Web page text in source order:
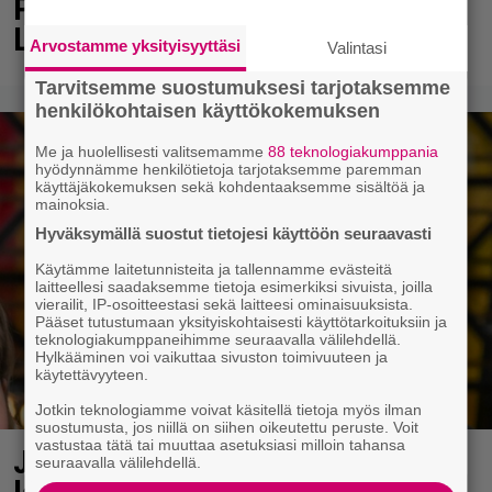
Poliisi teki surullisen löydön
Lohjalla
Jani Sievinen kokosi
Arvostamme yksityisyyttäsi Valintasi
Tarvitsemme suostumuksesi tarjotaksemme
henkilökohtaisen käyttökokemuksen
Me ja huolellisesti valitsemamme88 teknologiakumppania
hyödynnämme henkilötietoja tarjotaksemme paremman
käyttäjäkokemuksen sekä kohdentaaksemme sisältöä ja
mainoksia.
Hyväksymällä suostut tietojesi käyttöön seuraavasti
Käytämme laitetunnisteita ja tallennamme evästeitä
laitteellesi saadaksemme tietoja esimerkiksi sivuista, joilla
vierailit, IP-osoitteestasi sekä laitteesi ominaisuuksista.
Pääset tutustumaan yksityiskohtaisesti käyttötarkoituksiin ja
teknologiakumppaneihimme seuraavalla välilehdellä.
Hylkääminen voi vaikuttaa sivuston toimivuuteen ja
käytettävyyteen.
Jotkin teknologiamme voivat käsitellä tietoja myös ilman
suostumusta, jos niillä on siihen oikeutettu peruste. Voit
vastustaa tätä tai muuttaa asetuksiasi milloin tahansa
seuraavalla välilehdellä.